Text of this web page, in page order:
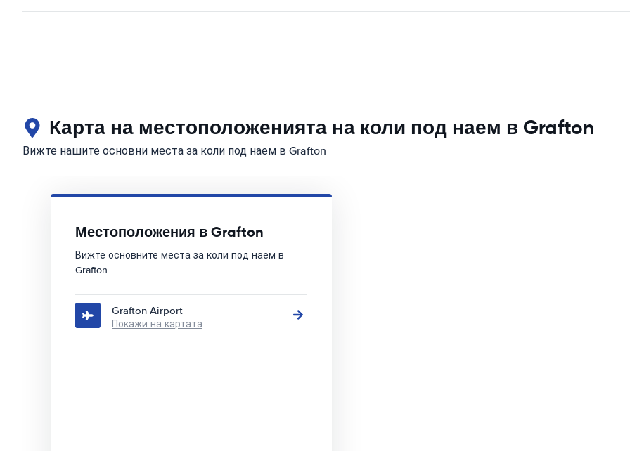
Карта на местоположенията на коли под наем в Grafton
Вижте нашите основни места за коли под наем в Grafton
Местоположения в Grafton
Вижте основните места за коли под наем в
Grafton
Grafton Airport
Покажи на картата